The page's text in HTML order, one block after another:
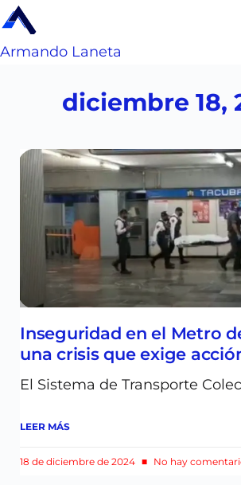
Armando Laneta
diciembre 18,
Inseguridad en el Metro
una crisis que exige
El Sistema de Transporte
LEER MÁS
18 de diciembre de 2024 No hay